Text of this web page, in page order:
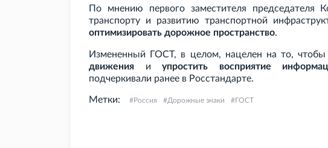
По мнению первого заместителя председателя
транспорту и развитию транспортной
оптимизировать дорожное пространство.
Измененный ГОСТ, в целом, нацелен на то, чтобы
движения иупростить восприятие
подчеркивали ранее в Росстандарте.
Метки: Россия Дорожные знаки ГОСТ